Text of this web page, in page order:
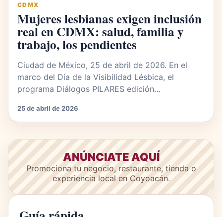
CDMX
Mujeres lesbianas exigen inclusión
real en CDMX: salud, familia y
trabajo, los pendientes
Ciudad de México, 25 de abril de 2026. En el
marco del Día de la Visibilidad Lésbica, el
programa Diálogos PILARES edición…
25 de abril de 2026
ANÚNCIATE AQUÍ
Promociona tu negocio, restaurante, tienda o
experiencia local en Coyoacán.